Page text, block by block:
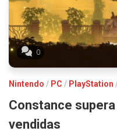
0
Nintendo / PC / PlayStation
Constance
vendidas